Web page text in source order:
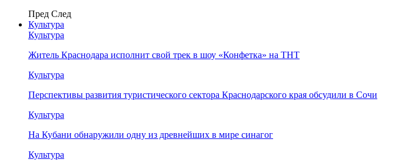
Пред След
Культура
Культура
Житель Краснодара исполнит свой трек в шоу «Конфетка» на ТНТ
Культура
Перспективы развития туристического сектора Краснодарского края обсудили в Сочи
Культура
На Кубани обнаружили одну из древнейших в мире синагог
Культура